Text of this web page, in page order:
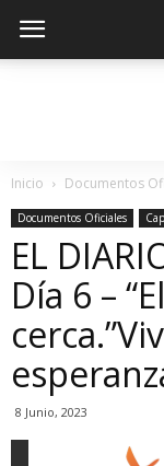
Inicio Documentos
Documentos Oficiales
EL
Día 6 –
8 Junio, 2023